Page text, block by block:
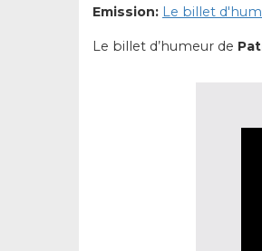
Emission: Le billet
Le billet d’humeur de